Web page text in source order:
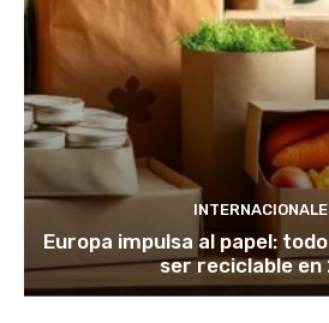
Europa impulsa al papel:
ser reciclable en